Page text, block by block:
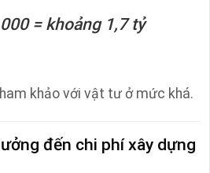
= khoảng 1,7 tỷ
khảo với vật tư ở mức khá.
đến chi phí xây dựng